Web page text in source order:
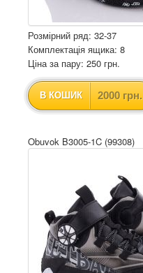
Розмірний ряд: 32-37
Комплектація ящика: 8
Ціна за пару: 250 грн.
В КОШИК 2000 грн.
Obuvok B3005-1C (99308)